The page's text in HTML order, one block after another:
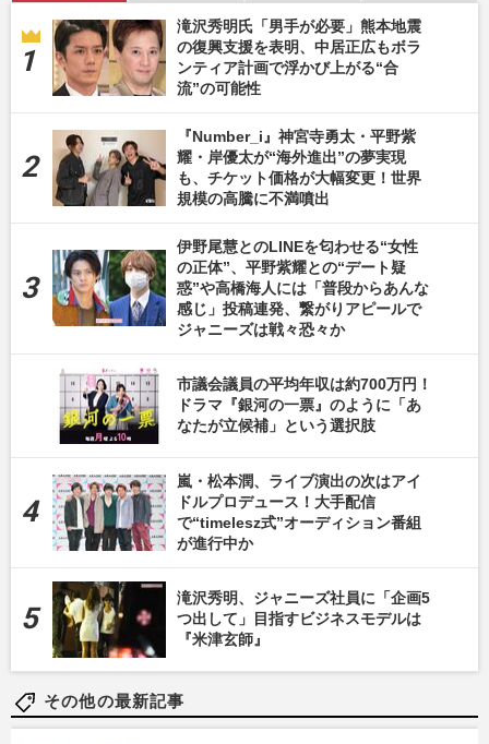
滝沢秀明氏「男手が必要」熊本地震
の復興支援を表明、中居正広もボラ
ンティア計画で浮かび上がる“合
流”の可能性
『Number_i』神宮寺勇太・平野紫
耀・岸優太が“海外進出”の夢実現
も、チケット価格が大幅変更！世界
規模の高騰に不満噴出
伊野尾慧とのLINEを匂わせる“女性
の正体”、平野紫耀との“デート疑
惑”や高橋海人には「普段からあんな
感じ」投稿連発、繋がりアピールで
ジャニーズは戦々恐々か
市議会議員の平均年収は約700万円！
ドラマ『銀河の一票』のように「あ
なたが立候補」という選択肢
嵐・松本潤、ライブ演出の次はアイ
ドルプロデュース！大手配信
で“timelesz式”オーディション番組
が進行中か
滝沢秀明、ジャニーズ社員に「企画5
つ出して」目指すビジネスモデルは
『米津玄師』
その他の最新記事